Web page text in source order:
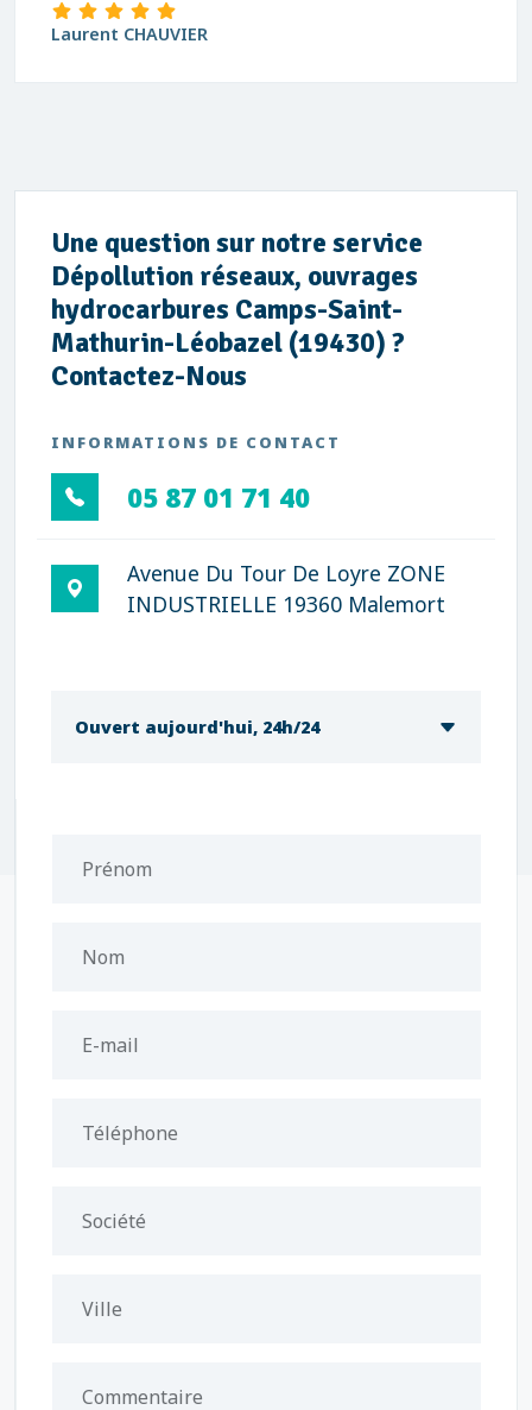
Laurent CHAUVIER
Une question sur notre service
Dépollution réseaux, ouvrages
hydrocarbures Camps-Saint-
Mathurin-Léobazel (19430) ?
Contactez-Nous
INFORMATIONS DE CONTACT
05 87 01 71 40
Avenue Du Tour De Loyre ZONE
INDUSTRIELLE 19360 Malemort
Ouvert aujourd'hui, 24h/24
Prénom
Nom
E-mail
Téléphone
Société
Ville
Commentaire